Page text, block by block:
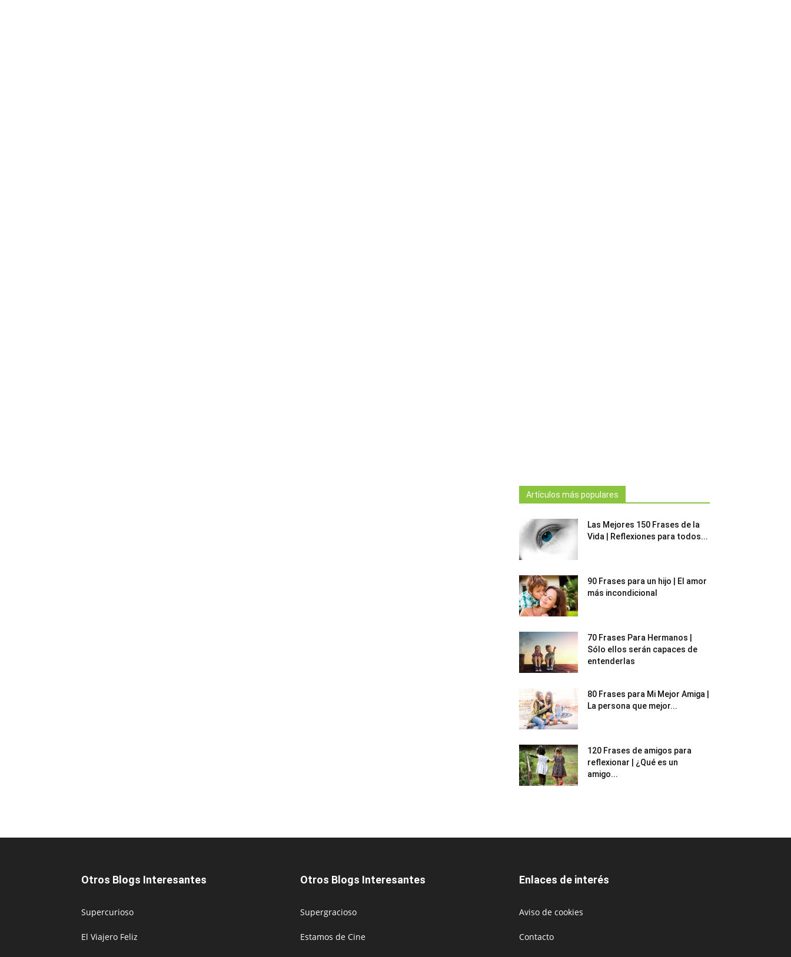
Artículos más populares
Las Mejores 150 Frases de la
Vida | Reflexiones para todos...
90 Frases para un hijo | El amor
más incondicional
70 Frases Para Hermanos |
Sólo ellos serán capaces de
entenderlas
80 Frases para Mi Mejor Amiga |
La persona que mejor...
120 Frases de amigos para
reflexionar | ¿Qué es un
amigo...
Otros Blogs Interesantes
Supercurioso
El Viajero Feliz
Otros Blogs Interesantes
Supergracioso
Estamos de Cine
Enlaces de interés
Aviso de cookies
Contacto